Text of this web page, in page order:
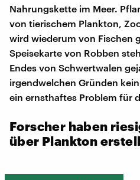
Nahrungskette im Meer.
von tierischem Plankton,
wird wiederum von Fischen
Speisekarte von Robben
Endes von Schwertwalen
irgendwelchen Gründen
ein ernsthaftes Problem für
Forscher haben
über Plankton